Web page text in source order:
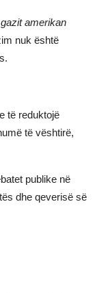
amerikan
nuk është
të reduktojë
të vështirë,
publike në
dhe qeverisë së